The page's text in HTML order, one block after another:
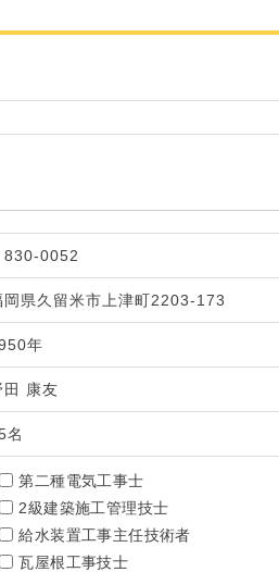
830-0052
岡県久留米市上津町2203-173
年
田 康友
名
第二種電気工事士
2級建築施工管理技士
給水装置工事主任技術者
瓦屋根工事技士